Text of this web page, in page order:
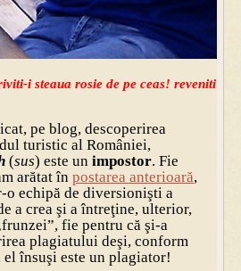
i steaua rosie de pe ceas! reveniti
pe blog, descoperirea
turistic al României,
(sus) este un impostor. Fie
arătat în postarea anterioară,
o echipă de diversionişti a
a crea şi a întreţine, ulterior,
fie pentru că şi-a
plagiatului deşi, conform
însuşi este un plagiator!